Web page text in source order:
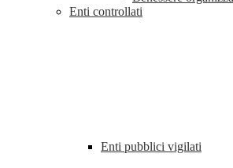
Enti controllati
Enti pubblici vigilati